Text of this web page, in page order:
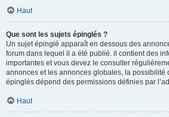
Haut
Que sont les sujets épinglés ?
Un sujet épinglé apparaît en dessous des
forum dans lequel il a été publié. il contient des
importantes et vous devez le consulter
annonces et les annonces globales, la possibilité
épinglés dépend des permissions définies par
Haut